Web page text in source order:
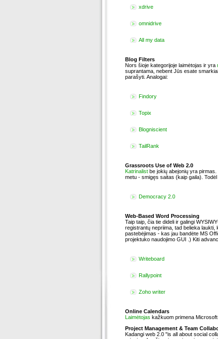
xdrive
omnidrive
All my data
Blog Filters
Nors šioje kategorijoje laimėtojas ir yra
suprantama, nebent Jūs esate
parašyti. Analogai:
Findory
Topix
Blogniscient
TailRank
Grassroots Use of Web 2.0
Katrinalist be jokių abejonių yra
metu - smigęs saitas (kaip gaila).
Democracy 2.0
Web-Based Word Processing
Taip taip, čia tie dideli ir galingi
registrantų nepriima, tad belieka
pastebėjimas - kas jau bandėte MS
projektuko naudojimo GUI .) Kiti
Writeboard
Rallypoint
Zoho writer
Online Calendars
Laimėtojas kažkuom primena
Project Management & Team
Kadangi web 2.0 "is all about social